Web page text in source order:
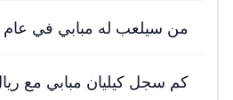
من سيلعب له مبابي في عام 2025؟
كم سجل كيليان مبابي مع